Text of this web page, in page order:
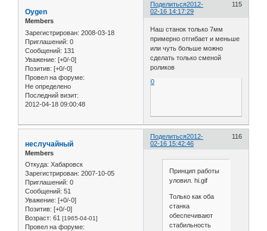
Поделиться 115
2012-
02-16 14:17:29
Oygen
Members
Зарегистрирован: 2008-03-18
Приглашений: 0
Сообщений: 131
Уважение: [+0/-0]
Позитив: [+0/-0]
Провел на форуме:
Не определено
Последний визит:
2012-04-18 09:00:48
Наш станок только 7мм
примерно отгибает и меньше
или чуть больше можно
сделать только сменой
роликов
0
Поделиться 116
2012-
02-16 15:42:46
неслучайный
Members
Откуда: Хабаровск
Зарегистрирован: 2007-10-05
Приглашений: 0
Сообщений: 51
Уважение: [+0/-0]
Позитив: [+0/-0]
Возраст: 61 [1965-04-01]
Провел на форуме:
Принцип работы
уловил. hi.gif
Только как оба
станка
обеспечивают
стабильность